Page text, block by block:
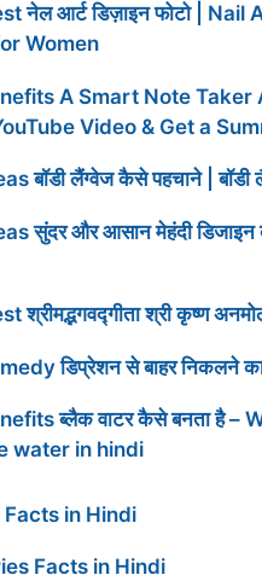
नेल आर्ट डिज़ाइन फोटो | Nail
Women
A Smart Note Taker
Video & Get a
बॉडी लैंग्वेज कैसे पहचाने | बॉडी
सुंदर और आसान मेहंदी डिजाइन
श्रीमद्भगवद्गीता श्री कृष्ण
डिप्रेशन से बाहर निकलने
ब्लैक वाटर कैसे बनता है –
water in hindi
Facts in Hindi
Facts in Hindi